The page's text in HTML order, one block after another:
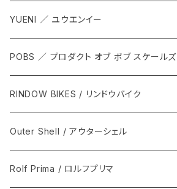
YUENI ／ ユウエンイー
POBS ／ プロダクト オブ ボブ スケールズ
RINDOW BIKES / リンドウバイク
Outer Shell / アウターシェル
Rolf Prima / ロルフプリマ